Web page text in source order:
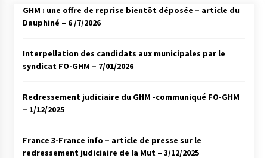
GHM : une offre de reprise bientôt déposée – article du
Dauphiné – 6 /7/2026
Interpellation des candidats aux municipales par le
syndicat FO-GHM – 7/01/2026
Redressement judiciaire du GHM -communiqué FO-GHM
– 1/12/2025
France 3-France info – article de presse sur le
redressement judiciaire de la Mut – 3/12/2025